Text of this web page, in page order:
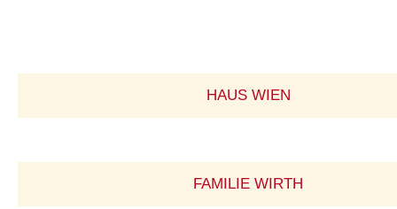
HAUS WIEN
FAMILIE WIRTH